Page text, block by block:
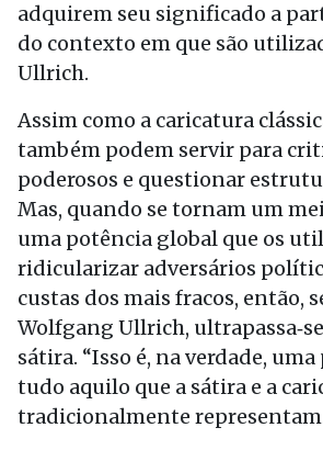
adquirem seu significado a
do contexto em que são
Ullrich.
Assim como a caricatura
também podem servir para
poderosos e questionar
Mas, quando se tornam um
uma potência global que os
ridicularizar adversários
custas dos mais fracos, então,
Wolfgang Ullrich,
sátira. “Isso é, na verdade,
tudo aquilo que a sátira e a
tradicionalmente